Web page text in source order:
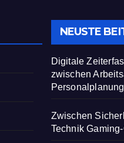
NEUSTE
Digitale
zwischen
Personalplanung
Zwischen
Technik